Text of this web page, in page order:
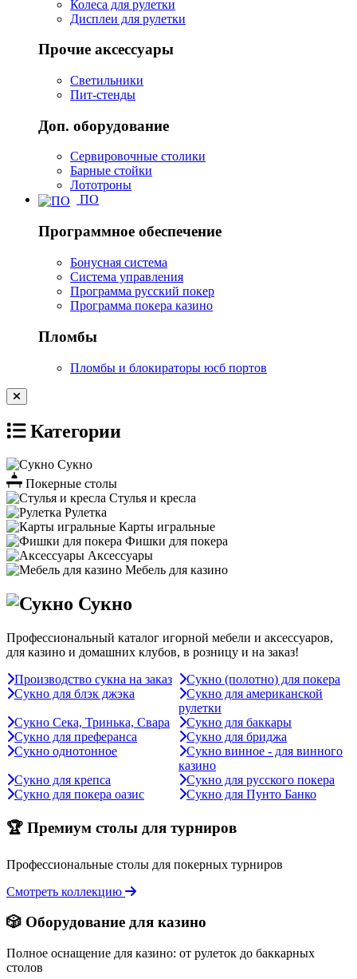
Колеса для рулетки
Дисплеи для рулетки
Прочие аксессуары
Светильники
Пит-стенды
Доп. оборудование
Сервировочные столики
Барные стойки
Лототроны
ПО
Программное обеспечение
Бонусная система
Система управления
Программа русский покер
Программа покера казино
Пломбы
Пломбы и блокираторы юсб портов
Категории
Сукно
Покерные столы
Стулья и кресла
Рулетка
Карты игральные
Фишки для покера
Аксессуары
Мебель для казино
Сукно
Профессиональный каталог игорной мебели и аксессуаров,
для казино и домашних клубов, в розницу и на заказ!
Производство сукна на заказ
Сукно (полотно) для покера
Сукно для блэк джэка
Сукно для американской
рулетки
Сукно Сека, Тринька, Свара
Сукно для баккары
Сукно для преферанса
Сукно для бриджа
Сукно однотонное
Сукно винное - для винного
казино
Сукно для крепса
Сукно для русского покера
Сукно для покера оазис
Сукно для Пунто Банко
🏆 Премиум столы для турниров
Профессиональные столы для покерных турниров
Смотреть коллекцию
🎲 Оборудование для казино
Полное оснащение для казино: от рулеток до баккарных
столов